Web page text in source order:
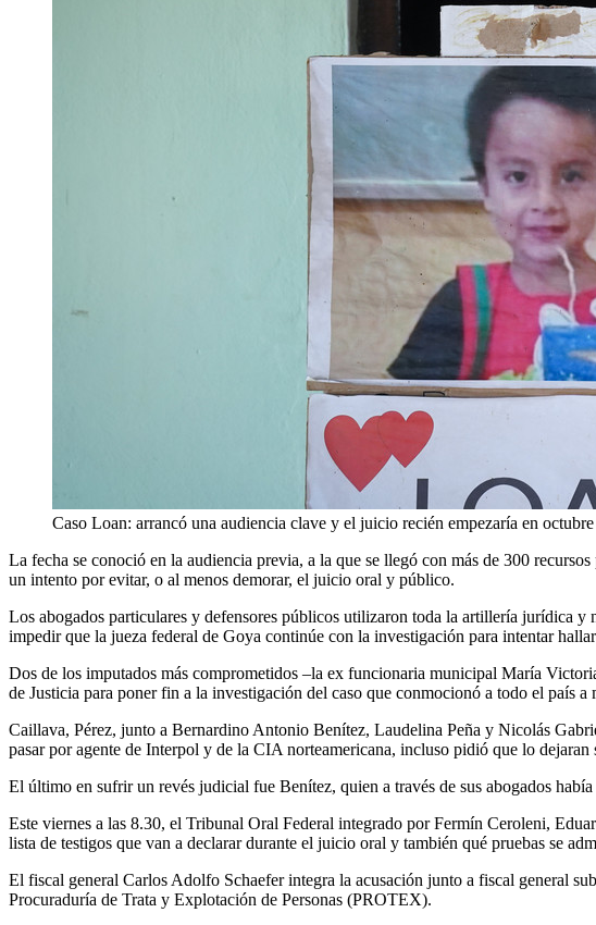
Caso Loan: arrancó una audiencia clave y el juicio recién empezaría en octubre
La fecha se conoció en la audiencia previa, a la que se llegó con más de 300
un intento por evitar, o al menos demorar, el juicio oral y público.
Los abogados particulares y defensores públicos utilizaron toda la artillería jurídica y
impedir que la jueza federal de Goya continúe con la investigación para intentar
Dos de los imputados más comprometidos –la ex funcionaria municipal María
de Justicia para poner fin a la investigación del caso que conmocionó a todo el país
Caillava, Pérez, junto a Bernardino Antonio Benítez, Laudelina Peña y Nicolás
pasar por agente de Interpol y de la CIA norteamericana, incluso pidió que lo
El último en sufrir un revés judicial fue Benítez, quien a través de sus abogados
Este viernes a las 8.30, el Tribunal Oral Federal integrado por Fermín Ceroleni,
lista de testigos que van a declarar durante el juicio oral y también qué pruebas se
El fiscal general Carlos Adolfo Schaefer integra la acusación junto a fiscal general
Procuraduría de Trata y Explotación de Personas (PROTEX).